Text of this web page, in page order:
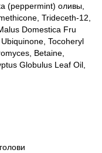
(peppermint) оливы,
Trideceth-12,
Domestica Fru
Tocoheryl
Betaine,
Globulus Leaf Oil,